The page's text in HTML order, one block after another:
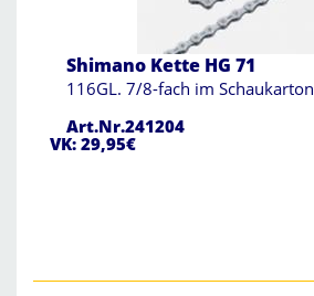
Shimano Kette HG 71
116GL. 7/8-fach im Schaukarton
Art.Nr.241204
VK: 29,95€